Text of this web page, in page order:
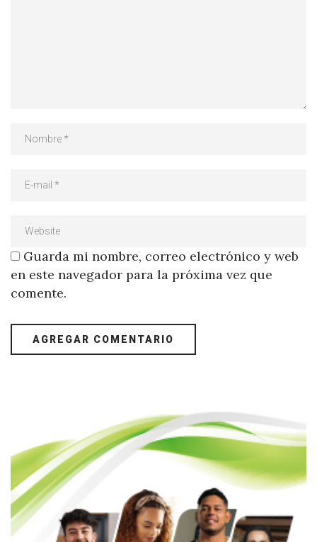
Guarda mi nombre, correo electrónico y web
en este navegador para la próxima vez que
comente.